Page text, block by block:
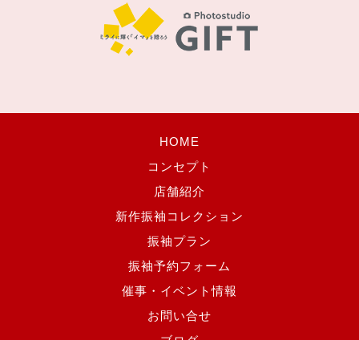
HOME
コンセプト
店舗紹介
新作振袖コレクション
振袖プラン
振袖予約フォーム
催事・イベント情報
お問い合せ